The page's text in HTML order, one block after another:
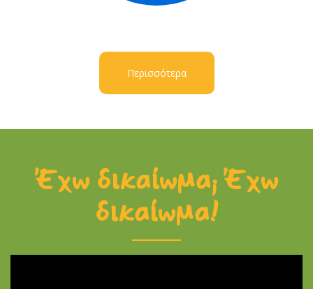
Περισσότερα
Έχω δικαίωμα; Έχω
δικαίωμα!